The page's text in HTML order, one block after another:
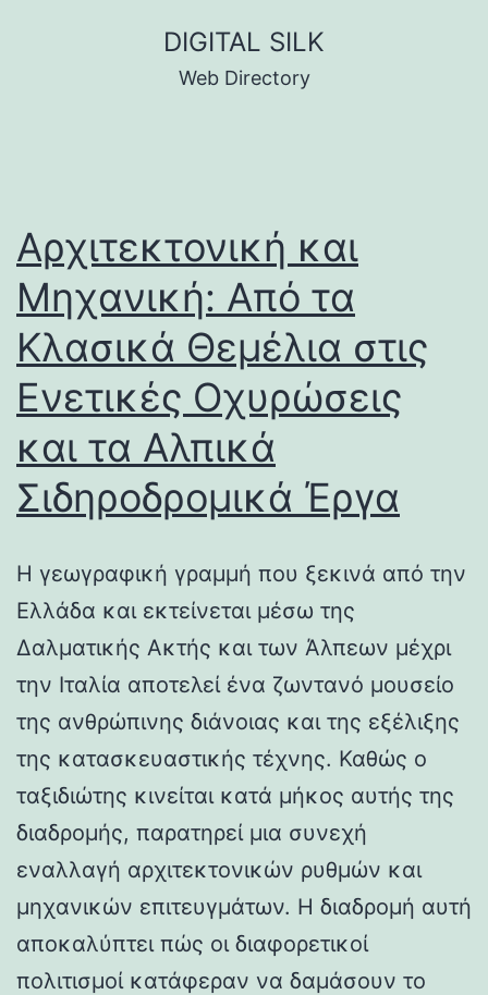
DIGITAL SILK
Web Directory
Αρχιτεκτονική και
Μηχανική: Από τα
Κλασικά Θεμέλια στις
Ενετικές Οχυρώσεις
και τα Αλπικά
Σιδηροδρομικά Έργα
Η γεωγραφική γραμμή που ξεκινά από την
Ελλάδα και εκτείνεται μέσω της
Δαλματικής Ακτής και των Άλπεων μέχρι
την Ιταλία αποτελεί ένα ζωντανό μουσείο
της ανθρώπινης διάνοιας και της εξέλιξης
της κατασκευαστικής τέχνης. Καθώς ο
ταξιδιώτης κινείται κατά μήκος αυτής της
διαδρομής, παρατηρεί μια συνεχή
εναλλαγή αρχιτεκτονικών ρυθμών και
μηχανικών επιτευγμάτων. Η διαδρομή αυτή
αποκαλύπτει πώς οι διαφορετικοί
πολιτισμοί κατάφεραν να δαμάσουν το